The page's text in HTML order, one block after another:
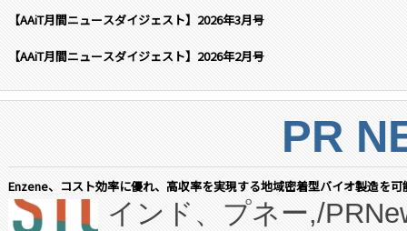
【AAiT月間ニュースダイジェスト】2026年3月号
【AAiT月間ニュースダイジェスト】2026年2月号
PR
Enzene、コスト効率に優れ、高収率を実現する地域密着型バイオ製造を
インド、プネー,/